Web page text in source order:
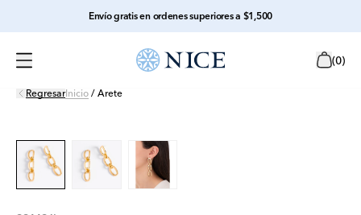
Envío gratis en ordenes superiores a $1,500
(0)
RegresarInicio / Arete